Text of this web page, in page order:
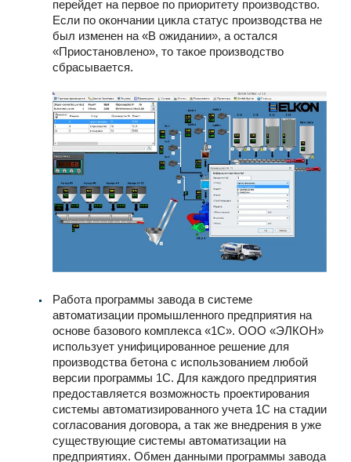
перейдет на первое по приоритету производство.
Если по окончании цикла статус производства не
был изменен на «В ожидании», а остался
«Приостановлено», то такое производство
сбрасывается.
Работа программы завода в системе
автоматизации промышленного предприятия на
основе базового комплекса «1С». ООО «ЭЛКОН»
использует унифицированное решение для
производства бетона с использованием любой
версии программы 1С. Для каждого предприятия
предоставляется возможность проектирования
системы автоматизированного учета 1С на стадии
согласования договора, а так же внедрения в уже
существующие системы автоматизации на
предприятиях. Обмен данными программы завода